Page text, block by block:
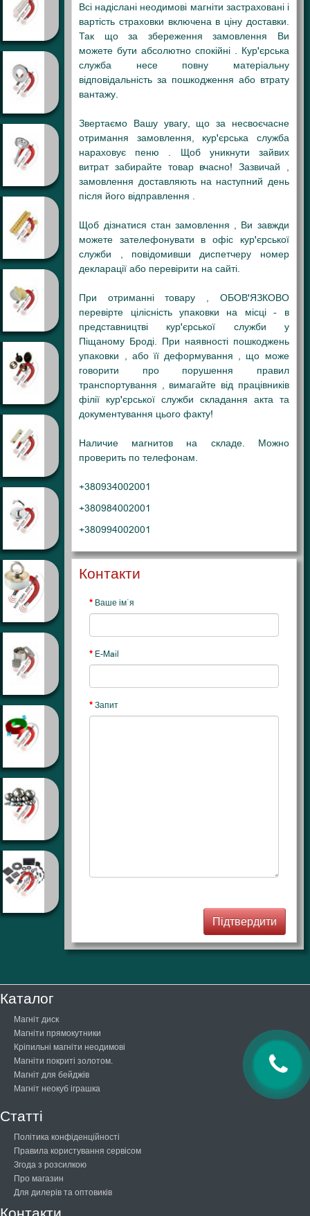
Всі надіслані неодимові магніти застраховані і
вартість страховки включена в ціну доставки.
Так що за збереження замовлення Ви
можете бути абсолютно спокійні . Кур'єрська
служба несе повну матеріальну
відповідальність за пошкодження або втрату
вантажу.
Звертаємо Вашу увагу, що за несвоєчасне
отримання замовлення, кур'єрська служба
нараховує пеню . Щоб уникнути зайвих
витрат забирайте товар вчасно! Зазвичай ,
замовлення доставляють на наступний день
після його відправлення .
Щоб дізнатися стан замовлення , Ви завжди
можете зателефонувати в офіс кур'єрської
служби , повідомивши диспетчеру номер
декларації або перевірити на сайті.
При отриманні товару , ОБОВ'ЯЗКОВО
перевірте цілісність упаковки на місці - в
представництві кур'єрської служби у
Піщаному Броді. При наявності пошкоджень
упаковки , або її деформування , що може
говорити про порушення правил
транспортування , вимагайте від працівників
філії кур'єрської служби складання акта та
документування цього факту!
Наличие магнитов на складе. Можно
проверить по телефонам.
+380934002001
+380984002001
+380994002001
Контакти
Ваше ім`я
E-Mail
Запит
Каталог
Магніт диск
Магніти прямокутники
Кріпильні магніти неодимові
Магніти покриті золотом.
Магніт для бейджів
Магніт неокуб іграшка
Статті
Політика конфіденційності
Правила користування сервісом
Згода з розсилкою
Про магазин
Для дилерів та оптовиків